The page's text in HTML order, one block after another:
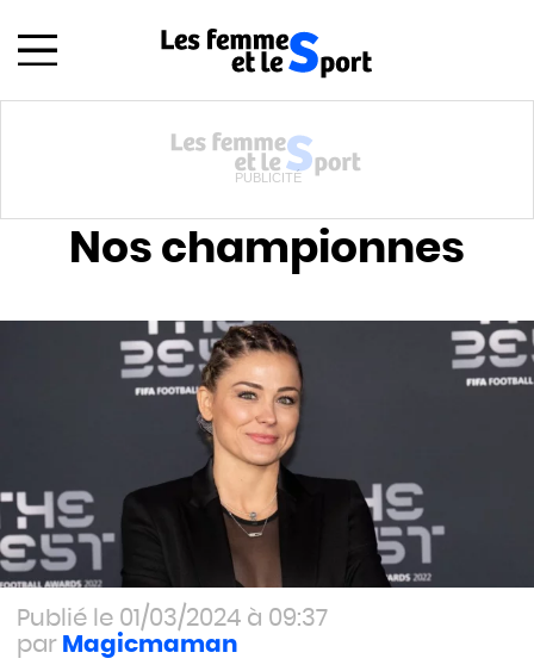
Les femmes et le sport
Nos championnes
Nos championnes
01/03/2024 à 09:37
Magicmaman